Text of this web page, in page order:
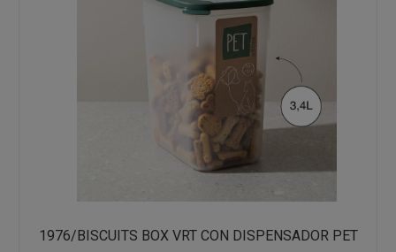
1976/BISCUITS BOX VRT CON DISPENSADOR PET